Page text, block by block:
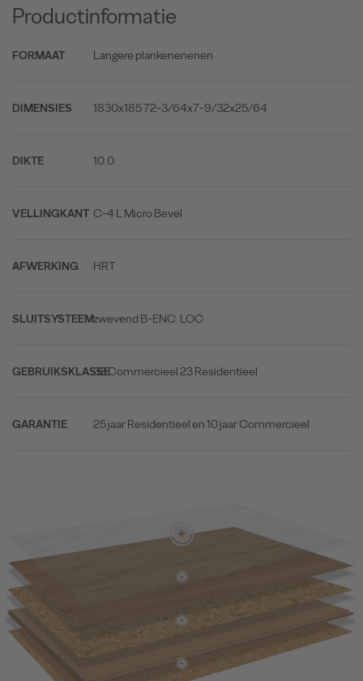
Productinformatie
FORMAAT Langere plankenenenen
DIMENSIES 1830x185 72-3/64x7-9/32x25/64
DIKTE 10.0
VELLINGKANT C-4 L Micro Bevel
AFWERKING HRT
SLUITSYSTEEMzwevend B-ENC. LOC
GEBRUIKSKLASSE33 Commercieel 23 Residentieel
GARANTIE 25 jaar Residentieel en 10 jaar Commercieel